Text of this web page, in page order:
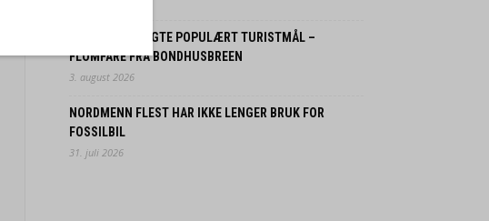
POLITIET STENGTE POPULÆRT TURISTMÅL –
FLOMFARE FRA BONDHUSBREEN
3. august 2026
NORDMENN FLEST HAR IKKE LENGER BRUK FOR
FOSSILBIL
31. juli 2026